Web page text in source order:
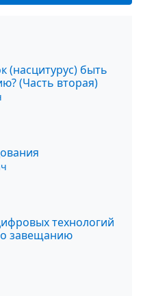
(насцитурус) быть
(Часть вторая)
технологий
завещанию